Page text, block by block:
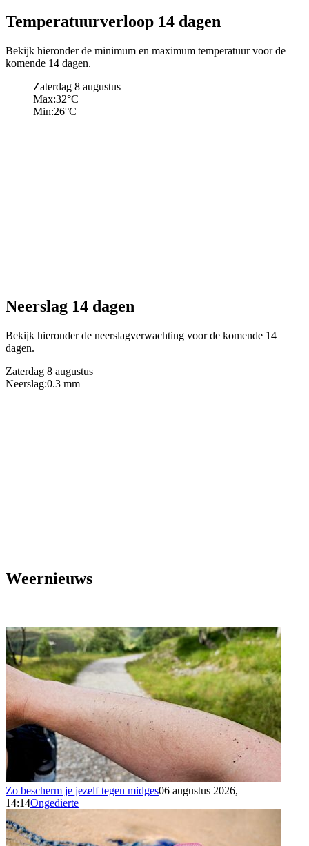
Temperatuurverloop 14 dagen
Bekijk hieronder de minimum en maximum temperatuur voor de
komende 14 dagen.
Zaterdag 8 augustus
Max:32°C
Min:26°C
Neerslag 14 dagen
Bekijk hieronder de neerslagverwachting voor de komende 14
dagen.
Zaterdag 8 augustus
Neerslag:0.3 mm
Weernieuws
Zo bescherm je jezelf tegen midges06 augustus 2026,
14:14Ongedierte